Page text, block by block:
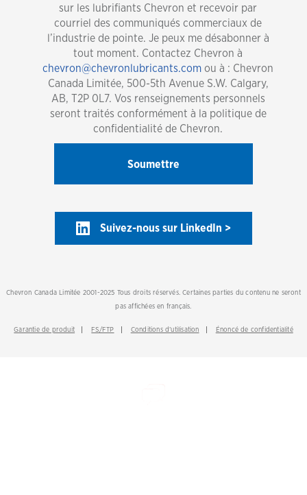
sur les lubrifiants Chevron et recevoir par
courriel des communiqués commerciaux de
l’industrie de pointe. Je peux me désabonner à
tout moment. Contactez Chevron à
chevron@chevronlubricants.com ou à : Chevron
Canada Limitée, 500-5th Avenue S.W. Calgary,
AB, T2P 0L7. Vos renseignements personnels
seront traités conformément à la politique de
confidentialité de Chevron.
Suivez-nous sur LinkedIn >
Chevron Canada Limitée 2001-2025 Tous droits réservés. Certaines parties du contenu ne seront
pas affichées en français.
Garantie de produit FS/FTP Conditions d’utilisation Énoncé de confidentialité